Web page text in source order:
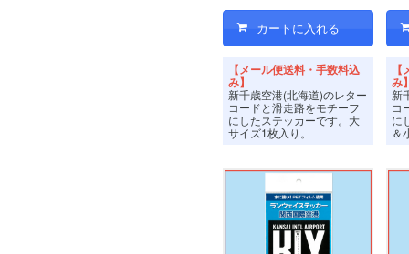
【メール便送料・手数料込
み】
新千歳空港(北海道)のレター
コードと滑走路をモチーフ
にしたステッカーです。 大
サイズ1枚入り。
み
新
コ
に
＆